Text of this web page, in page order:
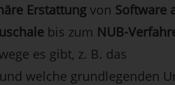
Erstattungvon Software
bis zum NUB-
es gibt, z. B. das
welche grundlegenden